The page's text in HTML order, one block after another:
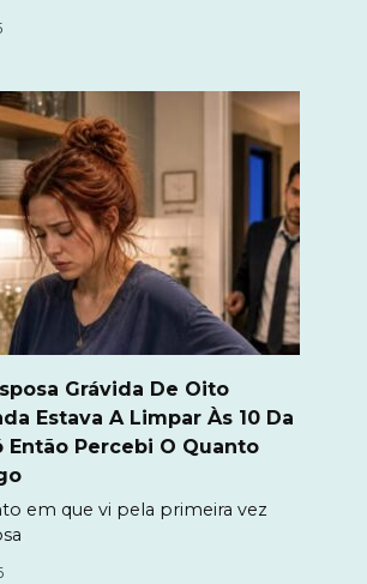
Grávida De Oito
Estava A Limpar Às 10 Da
Então Percebi O Quanto
em que vi pela primeira vez